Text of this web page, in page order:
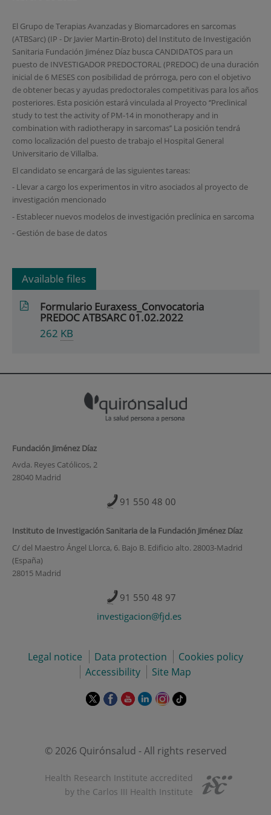
El Grupo de Terapias Avanzadas y Biomarcadores en sarcomas
(ATBSarc) (IP - Dr Javier Martin-Broto) del Instituto de Investigación
Sanitaria Fundación Jiménez Díaz busca CANDIDATOS para un
puesto de INVESTIGADOR PREDOCTORAL (PREDOC) de una duración
inicial de 6 MESES con posibilidad de prórroga, pero con el objetivo
de obtener becas y ayudas predoctorales competitivas para los años
posteriores. Esta posición estará vinculada al Proyecto ‘’Preclinical
study to test the activity of PM-14 in monotherapy and in
combination with radiotherapy in sarcomas’’ La posición tendrá
como localización del puesto de trabajo el Hospital General
Universitario de Villalba.
El candidato se encargará de las siguientes tareas:
- Llevar a cargo los experimentos in vitro asociados al proyecto de
investigación mencionado
- Establecer nuevos modelos de investigación preclínica en sarcoma
- Gestión de base de datos
Available files
Formulario Euraxess_Convocatoria
PREDOC ATBSARC 01.02.2022
262 KB
Fundación Jiménez Díaz
Avda. Reyes Católicos, 2
28040 Madrid
91 550 48 00
Instituto de Investigación Sanitaria de la Fundación Jiménez Díaz
C/ del Maestro Ángel Llorca, 6. Bajo B. Edificio alto. 28003-Madrid
(España)
28015 Madrid
91 550 48 97
investigacion@fjd.es
Legal notice Data protection
Cookies policy
Accessibility
Site Map
This
in
pop-
up
This
in
pop-
up
This
in
pop-
up
This
in
pop-
up
This
in
pop-
up
Link
© 2026 Quirónsalud - All rights reserved
Health Research Institute accredited
by the Carlos III Health Institute